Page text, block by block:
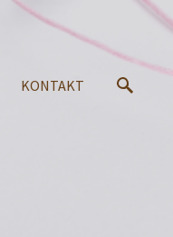
KONTAKT